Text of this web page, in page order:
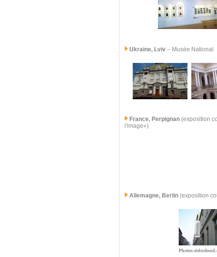
Ukraine, Lviv – Musée National
France, Perpignan (exposition
l'image»)
Allemagne, Berlin (exposition
Photos-